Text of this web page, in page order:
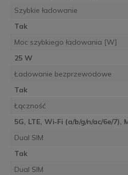
Szybkie ładowanie
Tak
Moc szybkiego ładowania [W]
25 W
Ładowanie bezprzewodowe
Tak
Łączność
5G, LTE, Wi‑Fi (a/b/g/n/ac/6e/7),
Dual SIM
Tak
Dual SIM